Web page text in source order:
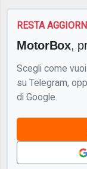
RESTA
MotorBox,
Scegli come
su Telegram,
di Google.